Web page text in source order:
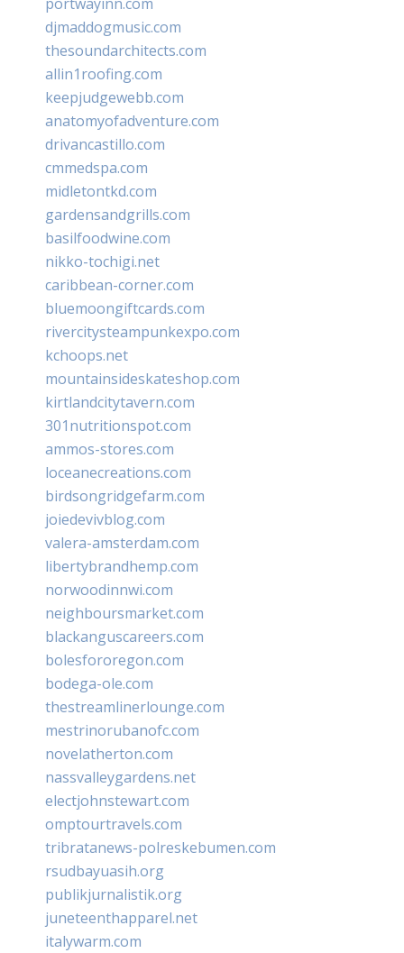
djmaddogmusic.com
thesoundarchitects.com
allin1roofing.com
keepjudgewebb.com
anatomyofadventure.com
drivancastillo.com
cmmedspa.com
midletontkd.com
gardensandgrills.com
basilfoodwine.com
nikko-tochigi.net
caribbean-corner.com
bluemoongiftcards.com
rivercitysteampunkexpo.com
kchoops.net
mountainsideskateshop.com
kirtlandcitytavern.com
301nutritionspot.com
ammos-stores.com
loceanecreations.com
birdsongridgefarm.com
joiedevivblog.com
valera-amsterdam.com
libertybrandhemp.com
norwoodinnwi.com
neighboursmarket.com
blackanguscareers.com
bolesfororegon.com
bodega-ole.com
thestreamlinerlounge.com
mestrinorubanofc.com
novelatherton.com
nassvalleygardens.net
electjohnstewart.com
omptourtravels.com
tribratanews-polreskebumen.com
rsudbayuasih.org
publikjurnalistik.org
juneteenthapparel.net
italywarm.com